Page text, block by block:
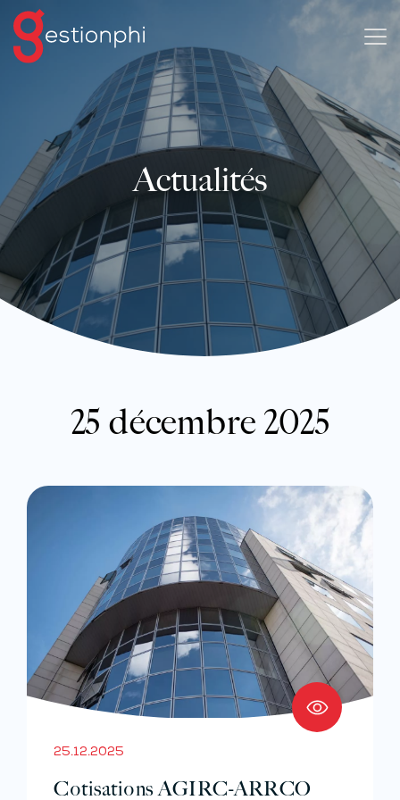
Actualités
25 décembre 2025
25.12.2025
Cotisations AGIRC-ARRCO